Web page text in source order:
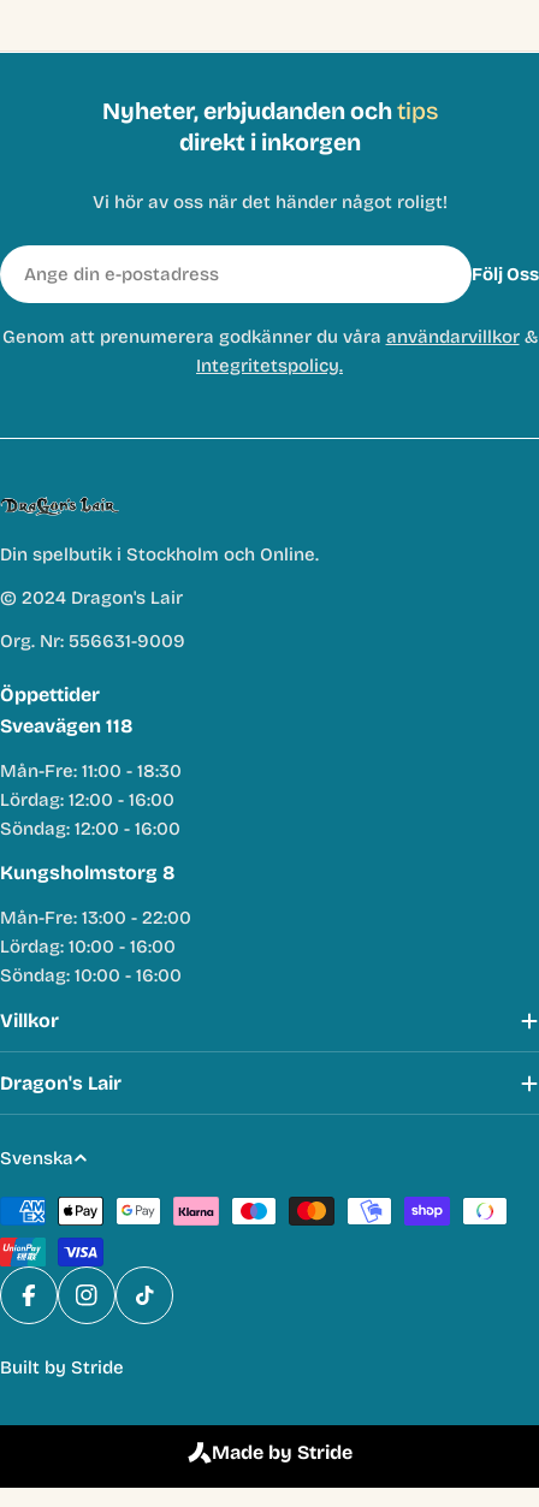
Nyheter, erbjudanden ochtips
direkt i inkorgen
Vi hör av oss när det händer något roligt!
E-
post
Följ Oss
Genom att prenumerera godkänner du våra användarvillkor&
Integritetspolicy.
Din spelbutik i Stockholm och Online.
© 2024 Dragon's Lair
Org. Nr: 556631-9009
Öppettider
Sveavägen 118
Mån-Fre: 11:00 - 18:30
Lördag: 12:00 - 16:00
Söndag: 12:00 - 16:00
Kungsholmstorg 8
Mån-Fre: 13:00 - 22:00
Lördag: 10:00 - 16:00
Söndag: 10:00 - 16:00
Villkor
Dragon's Lair
S
p
r
å
k
Svenska
Betalmetoder
FacebookInstagram
TikTok
Built by Stride
Made by Stride